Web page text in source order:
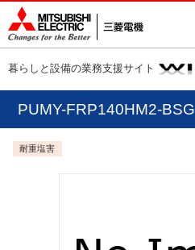
暮らしと設備の業務支援サイト
PUMY-FRP140HM2-BSG
耐重塩害